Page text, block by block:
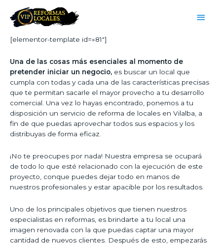
[elementor-template id=»81″]
Una de las cosas más esenciales al momento de
pretender iniciar un negocio, es buscar un local que
cumpla con todas y cada una de las características precisas
que te permitan sacarle el mayor provecho a tu desarrollo
comercial. Una vez lo hayas encontrado, ponemos a tu
disposición un servicio de reforma de locales en Vilalba, a
fin de que puedas aprovechar todos sus espacios y los
distribuyas de forma eficaz.
¡No te preocupes por nada! Nuestra empresa se ocupará
de todo lo que esté relacionado con la ejecución de este
proyecto, conque puedes dejar todo en manos de
nuestros profesionales y estar apacible por los resultados.
Uno de los principales objetivos que tienen nuestros
especialistas en reformas, es brindarte a tu local una
imagen renovada con la que puedas captar una mayor
cantidad de nuevos clientes. Después de esto, empezarás